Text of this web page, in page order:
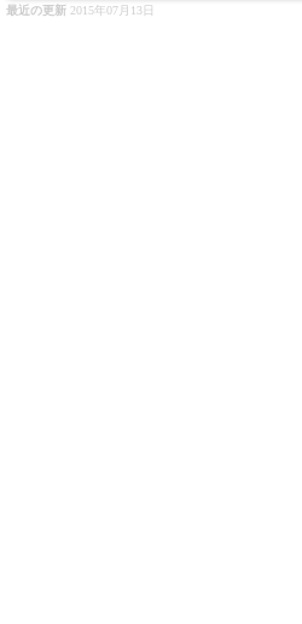
最近の更新 2015年07月13日